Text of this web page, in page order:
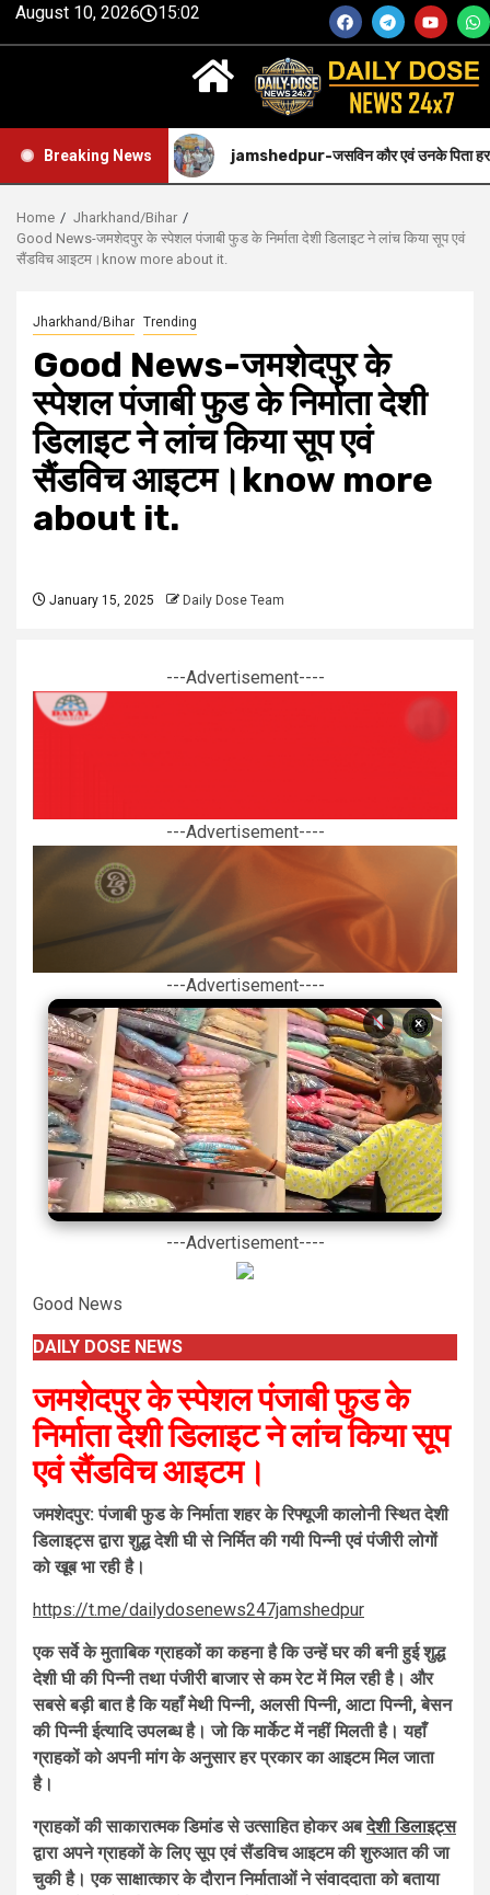
August 10, 2026 15:02
Breaking News
का निधन. jamshedpur-जसविन कौर एवं उनके पिता हरजिंदर सिंह को
Home
Jharkhand/Bihar
Good News-जमशेदपुर के स्पेशल पंजाबी फुड के निर्माता देशी डिलाइट ने लांच किया सूप एवं
सैंडविच आइटम।know more about it.
Jharkhand/Bihar Trending
Good News-जमशेदपुर के
स्पेशल पंजाबी फुड के निर्माता देशी
डिलाइट ने लांच किया सूप एवं
सैंडविच आइटम।know more
about it.
January 15, 2025 Daily Dose Team
---Advertisement----
---Advertisement----
---Advertisement----
×
---Advertisement----
Good News
DAILY DOSE NEWS
जमशेदपुर के स्पेशल पंजाबी फुड के
निर्माता देशी डिलाइट ने लांच किया सूप
एवं सैंडविच आइटम।
जमशेदपुर: पंजाबी फुड के निर्माता शहर के रिफ्यूजी कालोनी स्थित देशी
डिलाइट्स द्वारा शुद्ध देशी घी से निर्मित की गयी पिन्नी एवं पंजीरी लोगों
को खूब भा रही है।
https://t.me/dailydosenews247jamshedpur
एक सर्वे के मुताबिक ग्राहकों का कहना है कि उन्हें घर की बनी हुई शुद्ध
देशी घी की पिन्नी तथा पंजीरी बाजार से कम रेट में मिल रही है। और
सबसे बड़ी बात है कि यहाँ मेथी पिन्नी, अलसी पिन्नी, आटा पिन्नी, बेसन
की पिन्नी ईत्यादि उपलब्ध है। जो कि मार्केट में नहीं मिलती है। यहाँ
ग्राहकों को अपनी मांग के अनुसार हर प्रकार का आइटम मिल जाता
है।
ग्राहकों की साकारात्मक डिमांड से उत्साहित होकर अबदेशी डिलाइट्स
द्वारा अपने ग्राहकों के लिए सूप एवं सैंडविच आइटम की शुरुआत की जा
चुकी है। एक साक्षात्कार के दौरान निर्माताओं ने संवाददाता को बताया